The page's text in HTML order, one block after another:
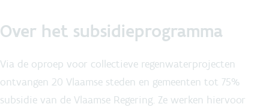
Over het subsidieprogramma
Via de oproep voor collectieve regenwaterprojecten
ontvangen 20 Vlaamse steden en gemeenten tot 75%
subsidie van de Vlaamse Regering. Ze werken hiervoor